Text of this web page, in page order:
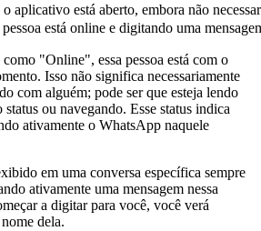
aplicativo está aberto, embora não
está online e digitando uma
"Online", essa pessoa está com o
Isso não significa necessariamente
com alguém; pode ser que esteja lendo
ou navegando. Esse status indica
ativamente o WhatsApp naquele
em uma conversa específica sempre
ativamente uma mensagem nessa
a digitar para você, você verá
dela.